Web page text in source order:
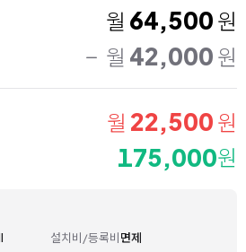
월 64,500 원
월 42,000 원
월 22,500 원
175,000원
설치비/등록비면제